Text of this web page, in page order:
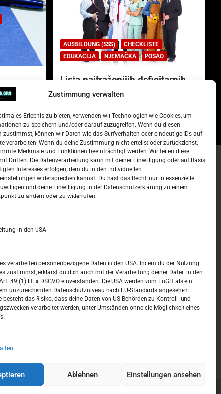
Zustimmung verwalten
Erlebnis zu bieten, verwenden wir Technologien wie Cookies, um
zu speichern und/oder darauf zuzugreifen. Wenn du diesen
zustimmst, können wir Daten wie das Surfverhalten oder eindeutige IDs auf
verarbeiten. Wenn du deine Zustimmung nicht erteilst oder zurückziehst,
Merkmale und Funktionen beeinträchtigt werden. Wir teilen diese
Dritten. Die Datenverarbeitung kann mit deiner Einwilligung oder auf Basis
Interesses erfolgen, dem du in den individuellen
widersprechen kannst. Du hast das Recht, nur in essenzielle
und deine Einwilligung in der Datenschutzerklärung zu einem
zu ändern oder zu widerrufen.
in den USA
verarbeiten personenbezogene Daten in den USA. Indem du der Nutzung
zustimmst, erklärst du dich auch mit der Verarbeitung deiner Daten in den
49 (1) lit. a DSGVO einverstanden. Die USA werden vom EuGH als ein
unzureichenden Datenschutzniveau nach EU-Standards angesehen.
besteht das Risiko, dass deine Daten von US-Behörden zu Kontroll- und
verarbeitet werden, unter Umständen ohne die Möglichkeit eines
Ablehnen Einstellungen ansehen
AUSBILDUNG (SSS)
CHECKLISTE
EDUKACIJA
NJEMAČKA POSAO
Lista najtraženijih deficitarnih
zanimanja u Njemačkoj.
–
Kalendar
10 11 12 13 14 15 16
17 18 19 20 21 22
24 25 26 27 28 29 30